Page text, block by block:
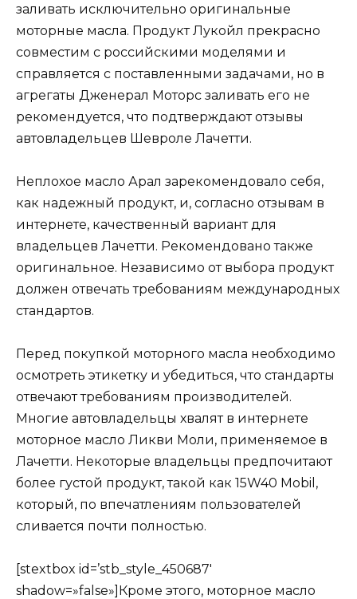
заливать исключительно оригинальные
моторные масла. Продукт Лукойл прекрасно
совместим с российскими моделями и
справляется с поставленными задачами, но в
агрегаты Дженерал Моторс заливать его не
рекомендуется, что подтверждают отзывы
автовладельцев Шевроле Лачетти.
Неплохое масло Арал зарекомендовало себя,
как надежный продукт, и, согласно отзывам в
интернете, качественный вариант для
владельцев Лачетти. Рекомендовано также
оригинальное. Независимо от выбора продукт
должен отвечать требованиям международных
стандартов.
Перед покупкой моторного масла необходимо
осмотреть этикетку и убедиться, что стандарты
отвечают требованиям производителей.
Многие автовладельцы хвалят в интернете
моторное масло Ликви Моли, применяемое в
Лачетти. Некоторые владельцы предпочитают
более густой продукт, такой как 15W40 Mobil,
который, по впечатлениям пользователей
сливается почти полностью.
[stextbox id=’stb_style_450687′
shadow=»false»]Кроме этого, моторное масло